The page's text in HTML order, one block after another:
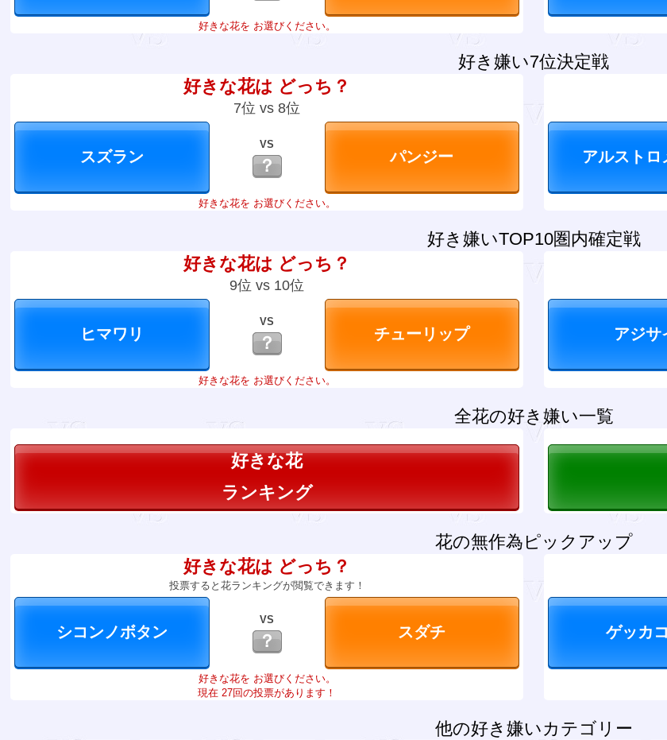
好きな花を お選びください。
好き嫌い7位決定戦
好きな花は どっち？
7位 vs 8位
VS
？
好きな花を お選びください。
好き嫌いTOP10圏内確定戦
好きな花は どっち？
9位 vs 10位
VS
？
好きな花を お選びください。
全花の好き嫌い一覧
好きな花
ランキング
花の無作為ピックアップ
好きな花は どっち？
投票すると花ランキングが閲覧できます！
VS
？
好きな花を お選びください。
現在 27回の投票があります！
他の好き嫌いカテゴリー